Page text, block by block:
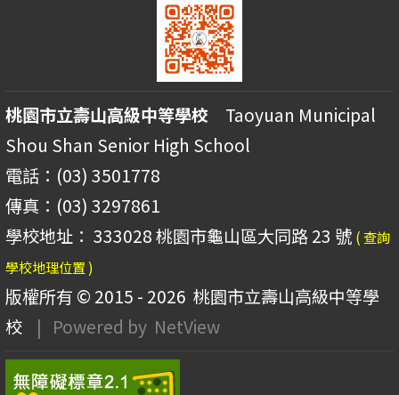
桃園市立壽山高級中等學校 Taoyuan Municipal
Shou Shan Senior High School
電話：(03) 3501778
傳真：(03) 3297861
學校地址： 333028 桃園市龜山區大同路 23 號 ( 查詢
學校地理位置 )
版權所有 © 2015 - 2026 桃園市立壽山高級中等學
校
| Powered by NetView